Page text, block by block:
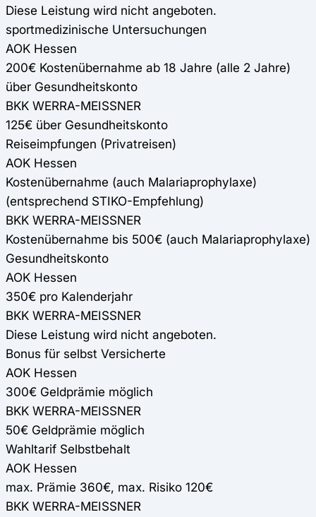
Diese Leistung wird nicht angeboten.
sportmedizinische Untersuchungen
AOK Hessen
200€ Kostenübernahme ab 18 Jahre (alle 2 Jahre)
über Gesundheitskonto
BKK WERRA-MEISSNER
125€ über Gesundheitskonto
Reiseimpfungen (Privatreisen)
AOK Hessen
Kostenübernahme (auch Malariaprophylaxe)
(entsprechend STIKO-Empfehlung)
BKK WERRA-MEISSNER
Kostenübernahme bis 500€ (auch Malariaprophylaxe)
Gesundheitskonto
AOK Hessen
350€ pro Kalenderjahr
BKK WERRA-MEISSNER
Diese Leistung wird nicht angeboten.
Bonus für selbst Versicherte
AOK Hessen
300€ Geldprämie möglich
BKK WERRA-MEISSNER
50€ Geldprämie möglich
Wahltarif Selbstbehalt
AOK Hessen
max. Prämie 360€, max. Risiko 120€
BKK WERRA-MEISSNER